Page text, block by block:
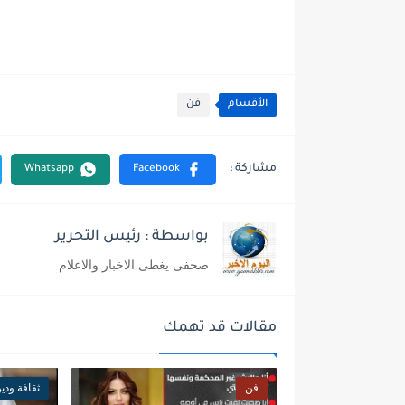
الأقسام فن
بواسطة : رئيس التحرير
صحفى يغطى الاخبار والاعلام
مقالات قد تهمك
فن ثقافة